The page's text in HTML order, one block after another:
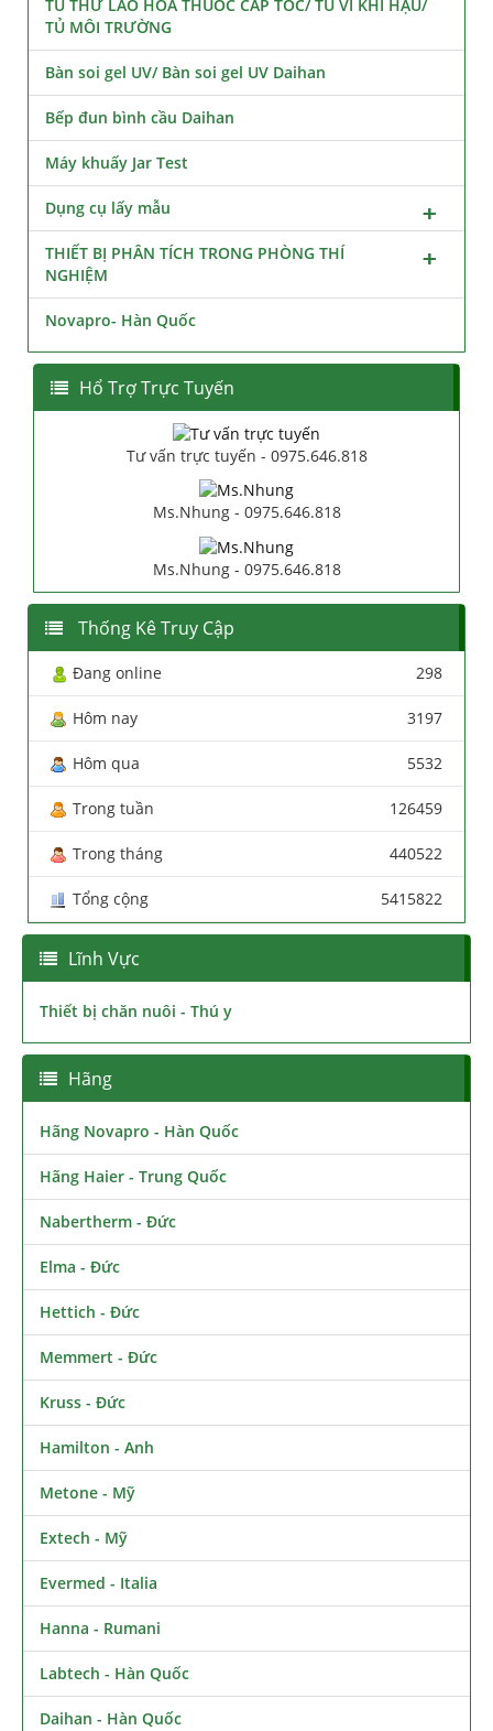
TỦ THỬ LÃO HÓA THUỐC CẤP TỐC/ TỦ VI KHÍ HẬU/
TỦ MÔI TRƯỜNG
Bàn soi gel UV/ Bàn soi gel UV Daihan
Bếp đun bình cầu Daihan
Máy khuấy Jar Test
Dụng cụ lấy mẫu
THIẾT BỊ PHÂN TÍCH TRONG PHÒNG THÍ
NGHIỆM
Novapro- Hàn Quốc
Hổ Trợ Trực Tuyến
Tư vấn trực tuyến - 0975.646.818
Ms.Nhung - 0975.646.818
Ms.Nhung - 0975.646.818
Thống Kê Truy Cập
Đang online 298
Hôm nay 3197
Hôm qua 5532
Trong tuần 126459
Trong tháng 440522
Tổng cộng 5415822
Lĩnh Vực
Thiết bị chăn nuôi - Thú y
Hãng
Hãng Novapro - Hàn Quốc
Hãng Haier - Trung Quốc
Nabertherm - Đức
Elma - Đức
Hettich - Đức
Memmert - Đức
Kruss - Đức
Hamilton - Anh
Metone - Mỹ
Extech - Mỹ
Evermed - Italia
Hanna - Rumani
Labtech - Hàn Quốc
Daihan - Hàn Quốc